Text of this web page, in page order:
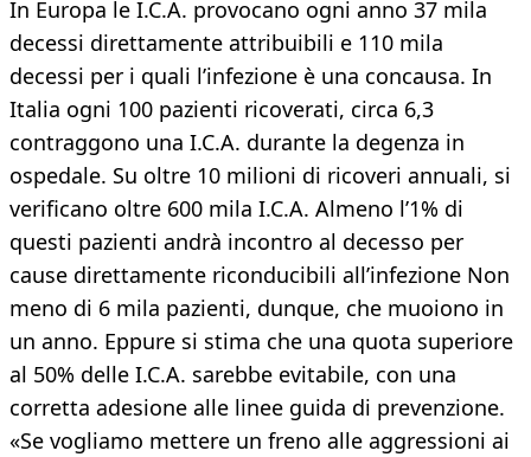
In Europa le I.C.A. provocano ogni anno 37 mila
decessi direttamente attribuibili e 110 mila
decessi per i quali l’infezione è una concausa. In
Italia ogni 100 pazienti ricoverati, circa 6,3
contraggono una I.C.A. durante la degenza in
ospedale. Su oltre 10 milioni di ricoveri annuali, si
verificano oltre 600 mila I.C.A. Almeno l’1% di
questi pazienti andrà incontro al decesso per
cause direttamente riconducibili all’infezione Non
meno di 6 mila pazienti, dunque, che muoiono in
un anno. Eppure si stima che una quota superiore
al 50% delle I.C.A. sarebbe evitabile, con una
corretta adesione alle linee guida di prevenzione.
«Se vogliamo mettere un freno alle aggressioni ai